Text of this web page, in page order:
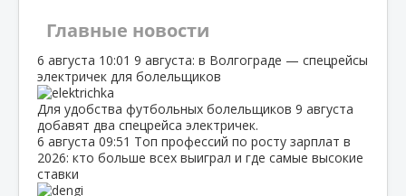
Главные новости
6 августа 10:01 9 августа: в Волгограде — спецрейсы
электричек для болельщиков
Для удобства футбольных болельщиков 9 августа
добавят два спецрейса электричек.
6 августа 09:51 Топ профессий по росту зарплат в
2026: кто больше всех выиграл и где самые высокие
ставки